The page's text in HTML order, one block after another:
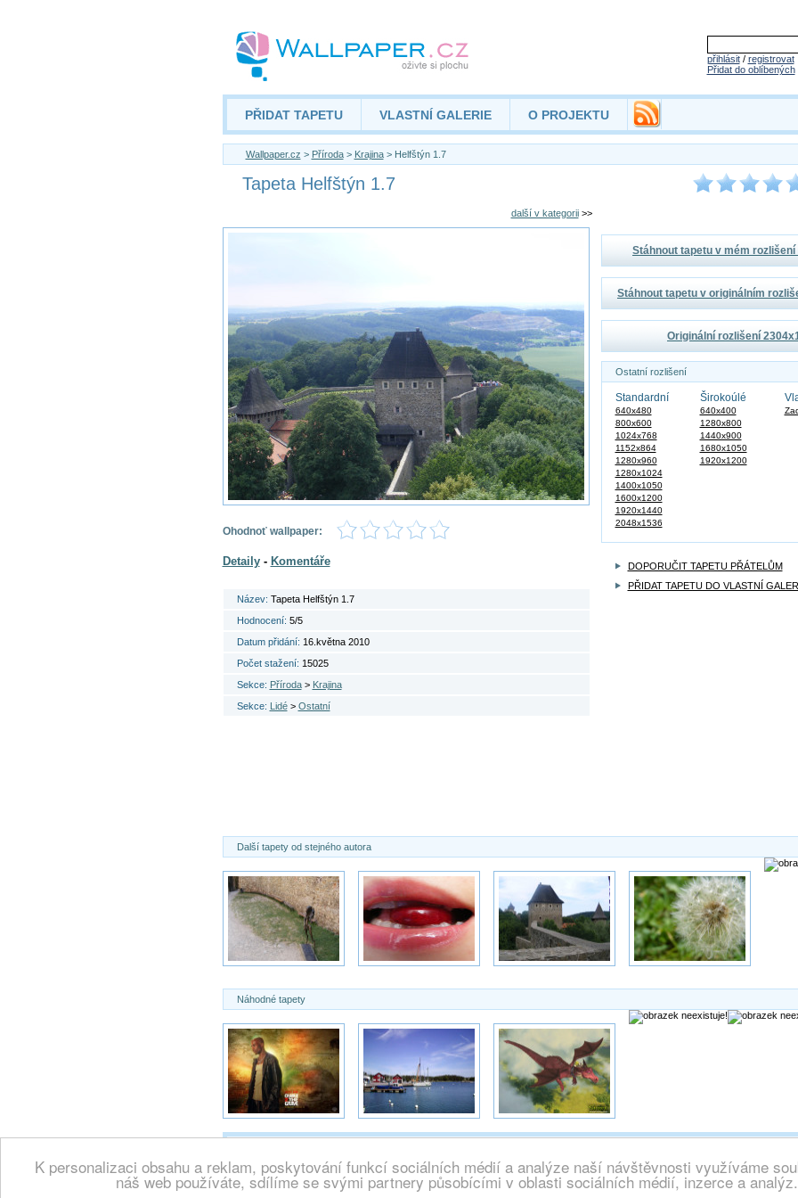
K personalizaci obsahu a reklam, poskytování funkcí sociálních médií a analýze naší návštěvnosti využíváme
náš web používáte, sdílíme se svými partnery působícími v oblasti sociálních médií, inzerce a analýz.
přihlásit/ registrovat
Přidat do oblíbených
PŘIDAT TAPETU VLASTNÍ GALERIE O PROJEKTU
Wallpaper.cz > Příroda> Krajina> Helfštýn 1.7
Tapeta Helfštýn 1.7
další v kategorii>>
Ohodnoť wallpaper:
Detaily- Komentáře
Název: Tapeta Helfštýn 1.7
Hodnocení: 5/5
Datum přidání: 16.května 2010
Počet stažení: 15025
Sekce: Příroda> Krajina
Sekce: Lidé> Ostatní
Stáhnout tapetu v mém rozlišení
Stáhnout tapetu v originálním
Originální rozlišení
Ostatní rozlišení
Standardní
640x480
800x600
1024x768
1152x864
1280x960
1280x1024
1400x1050
1600x1200
1920x1440
2048x1536
Širokoúlé
640x400
1280x800
1440x900
1680x1050
1920x1200
DOPORUČIT TAPETU PŘÁTELŮM
PŘIDAT TAPETU DO VLASTNÍ
Další tapety od stejného autora
Náhodné tapety
Copyright 2000 -Wallpaper.cz, všechna práva vyhrazena, info@wallpaper.cz